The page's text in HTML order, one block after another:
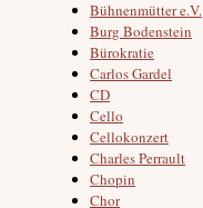
Bühnenmütter e.V.
Burg Bodenstein
Bürokratie
Carlos Gardel
CD
Cello
Cellokonzert
Charles Perrault
Chopin
Chor